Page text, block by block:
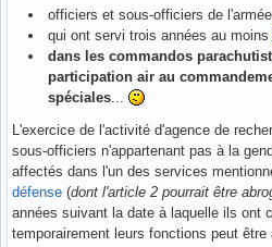
officiers et sous-officiers de
qui ont servi trois années au moins
dans les commandos
participation air au
spéciales
L'exercice de l'activité d'agence de
sous-officiers n'appartenant pas à la
affectés dans l'un des services
défense (dont l'article 2 pourrait être
années suivant la date à laquelle ils ont
temporairement leurs fonctions peut être